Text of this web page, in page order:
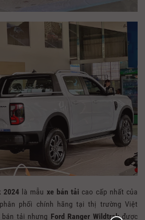
2024là mẫu xe bán tải cao cấp nhất của
phối chính hãng tại thị trường Việt
bán tải nhưng Ford Ranger Wildtrakđược